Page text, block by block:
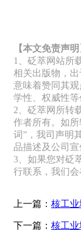
【本文免责声明
1、砭萃网站所
相关出版物，
意味着赞同其
学性、权威性等
2、砭萃网所转
作者所有。如所
词”，我司声明
品描述及公司宣
3、如果您对砭
行联系，我们会
上一篇： 核工
下一篇： 核工